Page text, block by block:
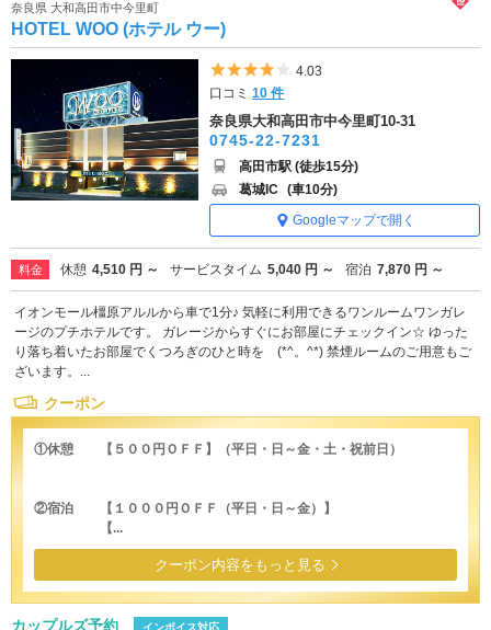
奈良県 大和高田市中今里町
HOTEL WOO (ホテル ウー)
5つ星のうち4
4.03
口コミ10 件
奈良県大和高田市中今里町10-31
0745-22-7231
高田市駅 (徒歩15分)
葛城IC (車10分)
Googleマップで開く
料金 休憩 4,510 円 ～ サービスタイム 5,040 円 ～ 宿泊 7,870 円 ～
イオンモール橿原アルルから車で1分♪ 気軽に利用できるワンルームワンガレ
ージのプチホテルです。 ガレージからすぐにお部屋にチェックイン☆ ゆった
り落ち着いたお部屋でくつろぎのひと時を (*^。^*) 禁煙ルームのご用意もご
ざいます。...
クーポン
①休憩 【５００円ＯＦＦ】（平日・日～金・土・祝前日）
②宿泊 【１０００円ＯＦＦ（平日・日～金）】
【...
クーポン内容をもっと見る
カップルズ予約 インボイス対応